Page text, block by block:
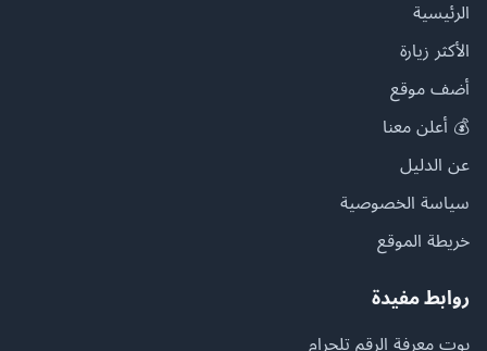
الرئيسية
الأكثر زيارة
أضف موقع
💰 أعلن معنا
عن الدليل
سياسة الخصوصية
خريطة الموقع
روابط مفيدة
بوت معرفة الرقم تلجرام